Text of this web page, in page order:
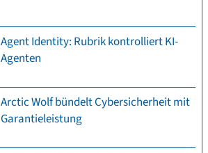
Agent Identity: Rubrik kontrolliert KI-
Agenten
Arctic Wolf bündelt Cybersicherheit mit
Garantieleistung